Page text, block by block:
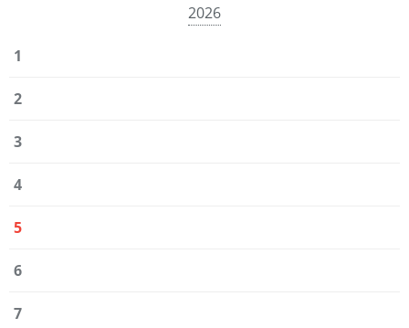
2026
1
2
3
4
5
6
7